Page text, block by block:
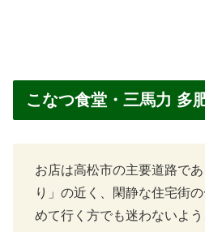
こなつ食堂・三馬力 多
お店は高松市の主要道路で
り」の近く、閑静な住宅街
めて行く方でも迷わないよ